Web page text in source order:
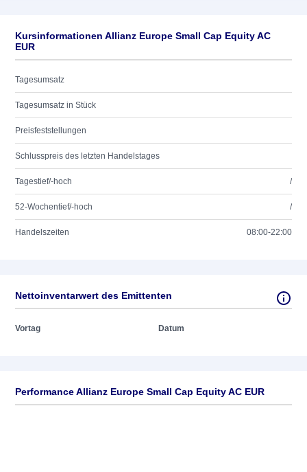
Kursinformationen Allianz Europe Small Cap Equity AC
EUR
Tagesumsatz
Tagesumsatz in Stück
Preisfeststellungen
Schlusspreis des letzten Handelstages
Tagestief/-hoch /
52-Wochentief/-hoch /
Handelszeiten 08:00-22:00
Nettoinventarwert des Emittenten
Vortag Datum
Performance Allianz Europe Small Cap Equity AC EUR